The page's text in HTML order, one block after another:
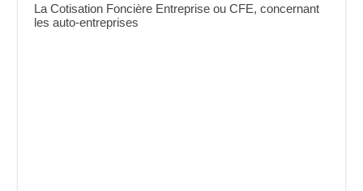
La Cotisation Foncière Entreprise ou CFE, concernant
les auto-entreprises